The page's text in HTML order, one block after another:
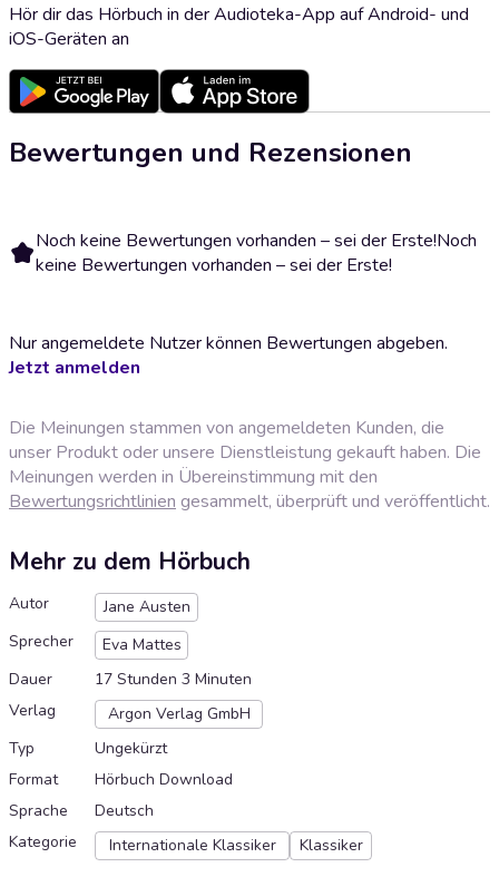
Hör dir das Hörbuch in der Audioteka-App auf Android- und
iOS-Geräten an
Bewertungen und Rezensionen
Noch keine Bewertungen vorhanden – sei der Erste!Noch
keine Bewertungen vorhanden – sei der Erste!
Nur angemeldete Nutzer können Bewertungen abgeben.
Jetzt anmelden
Die Meinungen stammen von angemeldeten Kunden, die
unser Produkt oder unsere Dienstleistung gekauft haben. Die
Meinungen werden in Übereinstimmung mit den
Bewertungsrichtlinien gesammelt, überprüft und veröffentlicht.
Mehr zu dem Hörbuch
Autor
Jane Austen
Sprecher
Eva Mattes
Dauer
17 Stunden 3 Minuten
Verlag
Argon Verlag GmbH
Typ
Ungekürzt
Format
Hörbuch Download
Sprache
Deutsch
Kategorie
Internationale Klassiker Klassiker